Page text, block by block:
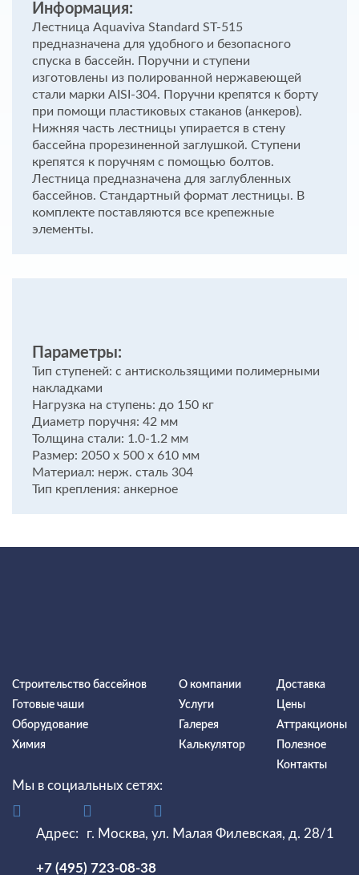
Информация:
Лестница Aquaviva Standard ST-515
предназначена для удобного и безопасного
спуска в бассейн. Поручни и ступени
изготовлены из полированной нержавеющей
стали марки AISI-304. Поручни крепятся к борту
при помощи пластиковых стаканов (анкеров).
Нижняя часть лестницы упирается в стену
бассейна прорезиненной заглушкой. Ступени
крепятся к поручням с помощью болтов.
Лестница предназначена для заглубленных
бассейнов. Стандартный формат лестницы. В
комплекте поставляются все крепежные
элементы.
Параметры:
Тип ступеней: с антискользящими полимерными
накладками
Нагрузка на ступень: до 150 кг
Диаметр поручня: 42 мм
Толщина стали: 1.0-1.2 мм
Размер: 2050 х 500 х 610 мм
Материал: нерж. сталь 304
Тип крепления: анкерное
Строительство бассейнов
Готовые чаши
Оборудование
Химия
О компании
Услуги
Галерея
Калькулятор
Доставка
Цены
Аттракционы
Полезное
Контакты
Мы в социальных сетях:
Адрес: г. Москва, ул. Малая Филевская, д. 28/1
+7 (495) 723-08-38